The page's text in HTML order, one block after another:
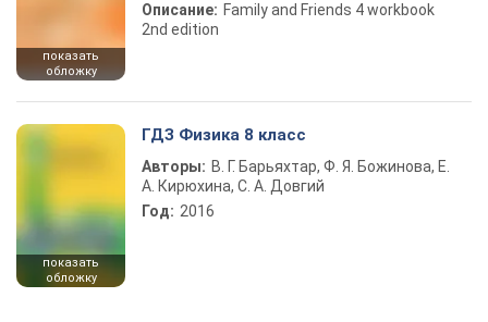
показать
обложку
Описание: Family and Friends 4 workbook
2nd edition
показать
обложку
ГДЗ Физика 8 класс
Авторы: В. Г. Барьяхтар, Ф. Я. Божинова, Е.
А. Кирюхина, С. А. Довгий
Год: 2016